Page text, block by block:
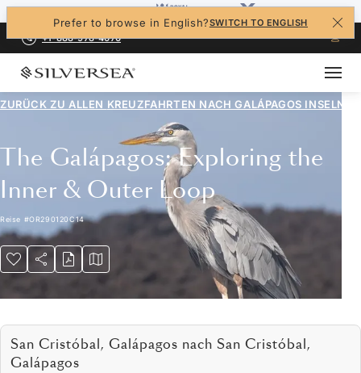
Prefer to browse in English?SWITCH TO ENGLISH
+1-888-978-4070
ZURÜCK ZU ALLEN KREUZFAHRTEN NACH GALÁPAGOS INSELN
The Galápagos: Exploring the
Inner & Outer Loop
Reise #OR290120C14
San Cristóbal, Galápagos nach San Cristóbal,
Galápagos